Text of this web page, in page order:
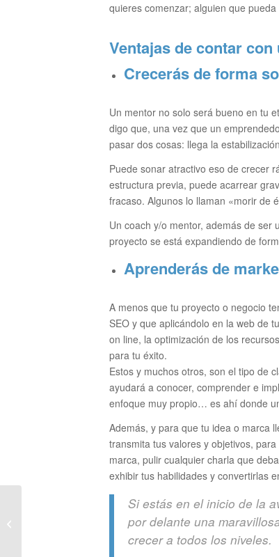
quieres comenzar; alguien que
Ventajas de contar
Crecerás de forma
Un mentor no solo será bueno en tu
digo que, una vez que un
pasar dos cosas: llega la
Puede sonar atractivo eso de crecer
estructura previa, puede acarrear
fracaso. Algunos lo llaman «morir de
Un coach y/o mentor, además de ser
proyecto se está expandiendo de
Aprenderás de
A menos que tu proyecto o negocio
SEO y que aplicándolo en la web de
on line, la optimización de los
para tu éxito.
Estos y muchos otros, son el tipo de
ayudará a conocer, comprender e
enfoque muy propio… es ahí donde
Además, y para que tu idea o marca
transmita tus valores y objetivos,
marca, pulir cualquier charla que
exhibir tus habilidades y convertirlas
Si estás en el inicio de la
por delante una
crecer a todos los niveles.